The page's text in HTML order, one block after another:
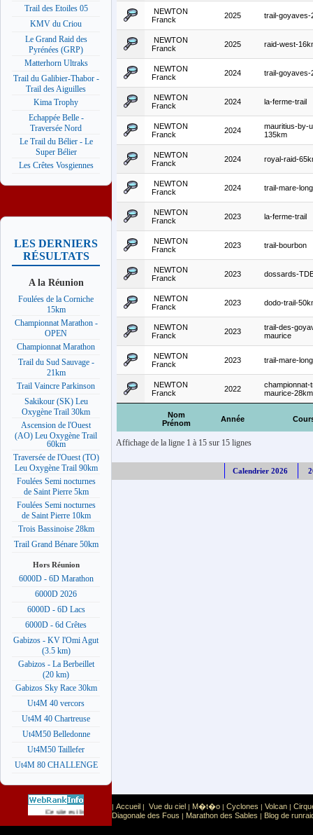
Trail des Etoiles 05
KMV du Criou
Le Grand Raid des
Pyrénées (GRP)
Matterhorn Ultraks
Trail du Galibier-Thabor -
Trail des Aiguilles
Kima Trophy
Echappée Belle -
Traversée Nord
Le Trail du Bélier - Le
Super Bélier
Les Crêtes Vosgiennes
LES DERNIERS
RÉSULTATS
A la Réunion
Foulées de la Corniche
15km
Championnat Marathon -
OPEN
Championnat Marathon
Trail du Sud Sauvage -
21km
Trail Vaincre Parkinson
Sakikour (SK) Leu
Oxygène Trail 30km
Ascension de l'Ouest
(AO) Leu Oxygène Trail
60km
Traversée de l'Ouest (TO)
Leu Oxygène Trail 90km
Foulées Semi nocturnes
de Saint Pierre 5km
Foulées Semi nocturnes
de Saint Pierre 10km
Trois Bassinoise 28km
Trail Grand Bénare 50km
Hors Réunion
6000D - 6D Marathon
6000D 2026
6000D - 6D Lacs
6000D - 6d Crêtes
Gabizos - KV l'Omi Agut
(3.5 km)
Gabizos - La Berbeillet
(20 km)
Gabizos Sky Race 30km
Ut4M 40 vercors
Ut4M 40 Chartreuse
Ut4M50 Belledonne
Ut4M50 Taillefer
Ut4M 80 CHALLENGE
Nom
Prénom
Année
NEWTON
Franck
2025 trail-goyaves-
NEWTON
Franck
2025 raid-west-
NEWTON
Franck
2024 trail-goyaves-
NEWTON
Franck
2024 la-ferme-trail
NEWTON
Franck
2024
mauritius-by-
135km
NEWTON
Franck
2024 royal-raid-
NEWTON
Franck
2024 trail-mare-
NEWTON
Franck
2023 la-ferme-trail
NEWTON
Franck
2023 trail-bourbon
NEWTON
Franck
2023 dossards-
NEWTON
Franck
2023 dodo-trail-
NEWTON
Franck
2023
trail-des-
maurice
NEWTON
Franck
2023 trail-mare-
NEWTON
Franck
2022
championnat-
maurice-28km
Affichage de la ligne 1 à 15 sur 15 lignes
Calendrier 2026
Ce site est list� dans la cat�gorie Sport Sports extr�mes
| Accueil | Vue du ciel | M�t�o | Cyclones | Volcan |
Diagonale des Fous | Marathon des Sables | Blog de